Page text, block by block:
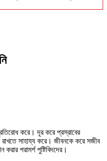
করে। দূর করে প্রস্রাবের
সাহায্য করে। জীবনকে করে সজীব
পরামর্শ পুষ্টিবিদদের।